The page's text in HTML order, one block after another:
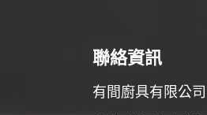
聯絡資訊
有間廚具有限公司